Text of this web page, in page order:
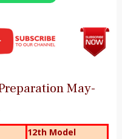
May-
12th Model